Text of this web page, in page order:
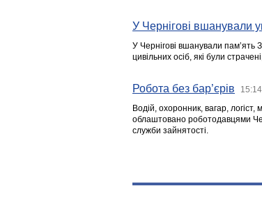
У Чернігові вшанували
У Чернігові вшанували пам’ять
цивільних осіб, які були
Робота без бар’єрів 15:14
Водій, охоронник, вагар,
облаштовано роботодавцями
служби зайнятості.